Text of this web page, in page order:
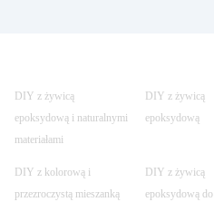
DIY z żywicą
epoksydową i naturalnymi
materiałami
DIY z żywicą
epoksydową
DIY z kolorową i
przezroczystą mieszanką
DIY z żywicą
epoksydową do